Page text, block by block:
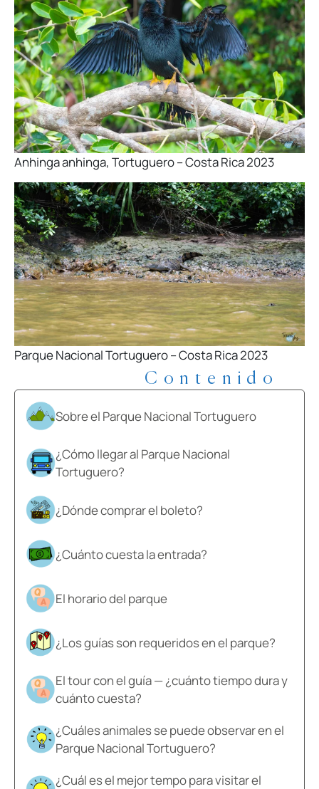
Anhinga anhinga, Tortuguero – Costa Rica 2023
Parque Nacional Tortuguero – Costa Rica 2023
Contenido
Sobre el Parque Nacional Tortuguero
¿Cómo llegar al Parque Nacional
Tortuguero?
¿Dónde comprar el boleto?
¿Cuánto cuesta la entrada?
El horario del parque
¿Los guías son requeridos en el parque?
El tour con el guía — ¿cuánto tiempo dura y
cuánto cuesta?
¿Cuáles animales se puede observar en el
Parque Nacional Tortuguero?
¿Cuál es el mejor tempo para visitar el